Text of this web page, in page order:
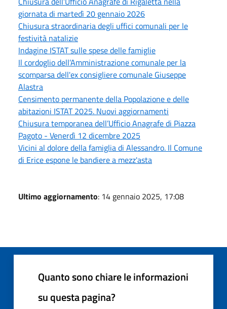
giornata di martedì 20 gennaio 2026
Chiusura straordinaria degli uffici comunali per le
festività natalizie
Indagine ISTAT sulle spese delle famiglie
Il cordoglio dell’Amministrazione comunale per la
scomparsa dell'ex consigliere comunale Giuseppe
Alastra
Censimento permanente della Popolazione e delle
abitazioni ISTAT 2025. Nuovi aggiornamenti
Chiusura temporanea dell’Ufficio Anagrafe di Piazza
Pagoto - Venerdì 12 dicembre 2025
Vicini al dolore della famiglia di Alessandro. Il Comune
di Erice espone le bandiere a mezz'asta
Ultimo aggiornamento: 14 gennaio 2025, 17:08
Quanto sono chiare le informazioni
su questa pagina?